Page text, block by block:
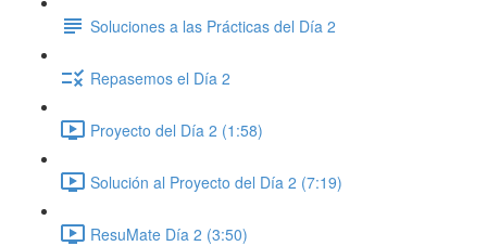
Soluciones a las Prácticas del Día 2
Repasemos el Día 2
Proyecto del Día 2 (1:58)
Solución al Proyecto del Día 2 (7:19)
ResuMate Día 2 (3:50)